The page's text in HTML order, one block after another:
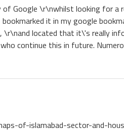
Google \r\nwhilst looking for a
it in my google
\r\nand located that it\'s really
continue this in future.
of-islamabad-sector-and-